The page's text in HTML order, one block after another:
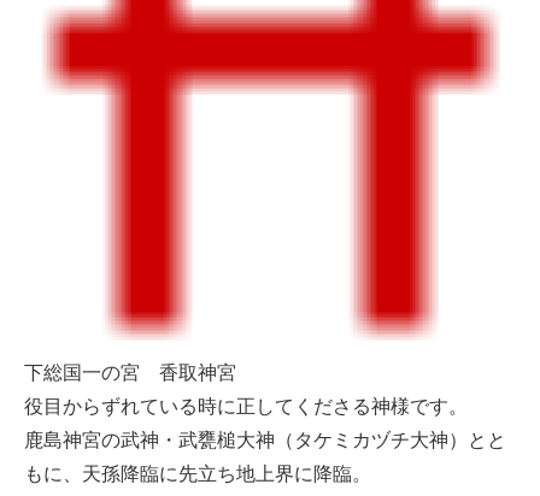
下総国一の宮 香取神宮
役目からずれている時に正してくださる神様です。
鹿島神宮の武神・武甕槌大神（タケミカヅチ大神）とと
もに、天孫降臨に先立ち地上界に降臨。